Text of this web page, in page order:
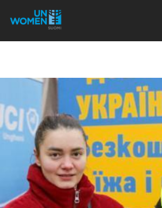
Osallistu
Mitä teemme
Ajankohtaista
Tietoa meistä
På Svenska
Valikon rivi